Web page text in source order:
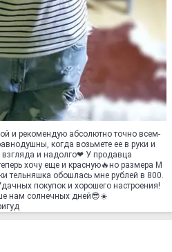
и рекомендую абсолютно точно всем-
когда возьмете ее в руки и
взгляда и надолго❤ У продавца
хочу еще и красную🔥но размера М
тельняшка обошлась мне рублей в 800.
покупок и хорошего настроения!
нам солнечных дней😎☀️